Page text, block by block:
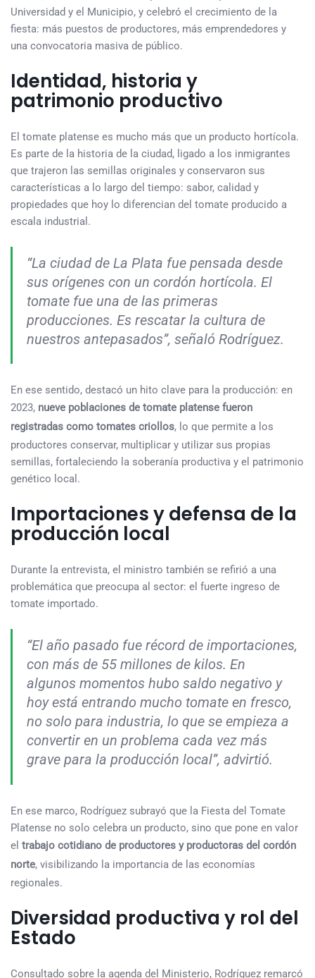
Universidad y el Municipio, y celebró el crecimiento de la
fiesta: más puestos de productores, más emprendedores y
una convocatoria masiva de público.
Identidad, historia y
patrimonio productivo
El tomate platense es mucho más que un producto hortícola.
Es parte de la historia de la ciudad, ligado a los inmigrantes
que trajeron las semillas originales y conservaron sus
características a lo largo del tiempo: sabor, calidad y
propiedades que hoy lo diferencian del tomate producido a
escala industrial.
“La ciudad de La Plata fue pensada desde
sus orígenes con un cordón hortícola. El
tomate fue una de las primeras
producciones. Es rescatar la cultura de
nuestros antepasados”, señaló Rodríguez.
En ese sentido, destacó un hito clave para la producción: en
2023, nueve poblaciones de tomate platense fueron
registradas como tomates criollos, lo que permite a los
productores conservar, multiplicar y utilizar sus propias
semillas, fortaleciendo la soberanía productiva y el patrimonio
genético local.
Importaciones y defensa de la
producción local
Durante la entrevista, el ministro también se refirió a una
problemática que preocupa al sector: el fuerte ingreso de
tomate importado.
“El año pasado fue récord de importaciones,
con más de 55 millones de kilos. En
algunos momentos hubo saldo negativo y
hoy está entrando mucho tomate en fresco,
no solo para industria, lo que se empieza a
convertir en un problema cada vez más
grave para la producción local”, advirtió.
En ese marco, Rodríguez subrayó que la Fiesta del Tomate
Platense no solo celebra un producto, sino que pone en valor
el trabajo cotidiano de productores y productoras del cordón
norte, visibilizando la importancia de las economías
regionales.
Diversidad productiva y rol del
Estado
Consultado sobre la agenda del Ministerio, Rodríguez remarcó